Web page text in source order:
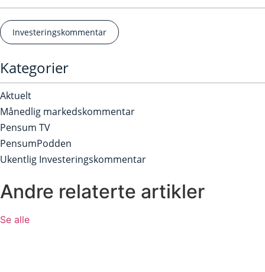
Investeringskommentar
Kategorier
Aktuelt
Månedlig markedskommentar
Pensum TV
PensumPodden
Ukentlig Investeringskommentar
Andre relaterte artikler
Se alle